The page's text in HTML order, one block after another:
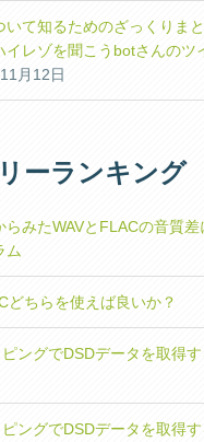
いて知るためのざっくりまと
イレゾを聞こうbotさんのツ
月12日
ーランキング
らみたWAVとFLACの音質差
ム
どちらを使えば良いか？
ングでDSDデータを取得す
ングでDSDデータを取得す